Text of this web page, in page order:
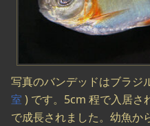
写真のバンデッドはブラジ
室 ) です。5cm 程で入居さ
で成長されました。幼魚か